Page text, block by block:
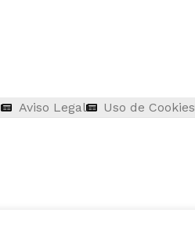
Aviso Legal Uso de Cookies